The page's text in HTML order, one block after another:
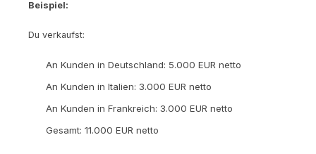
Beispiel:
Du verkaufst:
An Kunden in Deutschland: 5.000 EUR netto
An Kunden in Italien: 3.000 EUR netto
An Kunden in Frankreich: 3.000 EUR netto
Gesamt: 11.000 EUR netto